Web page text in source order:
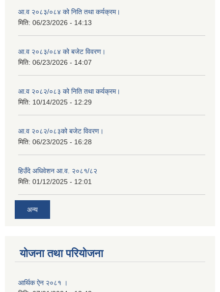
आ.व २०८३/०८४ को निति तथा कर्यक्रम।
मिति: 06/23/2026 - 14:13
आ.व २०८३/०८४ को बजेट विवरण।
मिति: 06/23/2026 - 14:07
आ.व २०८२/०८३ को निति तथा कर्यक्रम।
मिति: 10/14/2025 - 12:29
आ.व २०८२/०८३को बजेट विवरण।
मिति: 06/23/2025 - 16:28
हिउँदे अधिवेशन आ.व. २०८१/८२
मिति: 01/12/2025 - 12:01
अन्य
योजना तथा परियोजना
आर्थिक ऐन २०८१ ।